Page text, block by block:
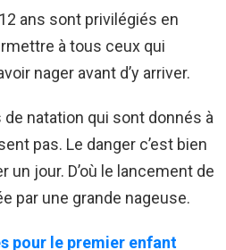
ans sont privilégiés en
à tous ceux qui
nager avant d’y arriver.
natation qui sont donnés à
pas. Le danger c’est bien
un jour. D’où le lancement de
par une grande nageuse.
pour le premier enfant